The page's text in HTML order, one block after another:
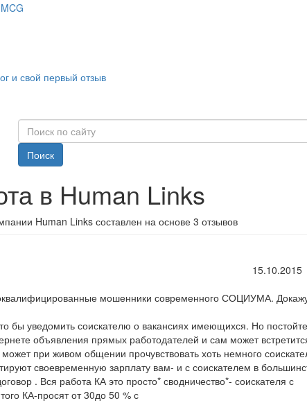
и свой первый отзыв
Поиск
в Human Links
Human Links составлен на основе 3 отзывов
15.10.2015
мошенники современного СОЦИУМА.
бы уведомить соискателю о вакансиях имеющихся. Но постойте
объявления прямых работодателей и сам может
при живом общении прочувствовать хоть немного
своевременную зарплату вам- и с соискателем в
. Вся работа КА это просто* сводничество*- соискателя с
КА-просят от 30до 50 % с